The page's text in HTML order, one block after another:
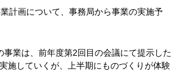
計画について、事務局から事業の実施予
事業は、前年度第2回目の会議にて提示した
施していくが、上半期にものづくりが体験